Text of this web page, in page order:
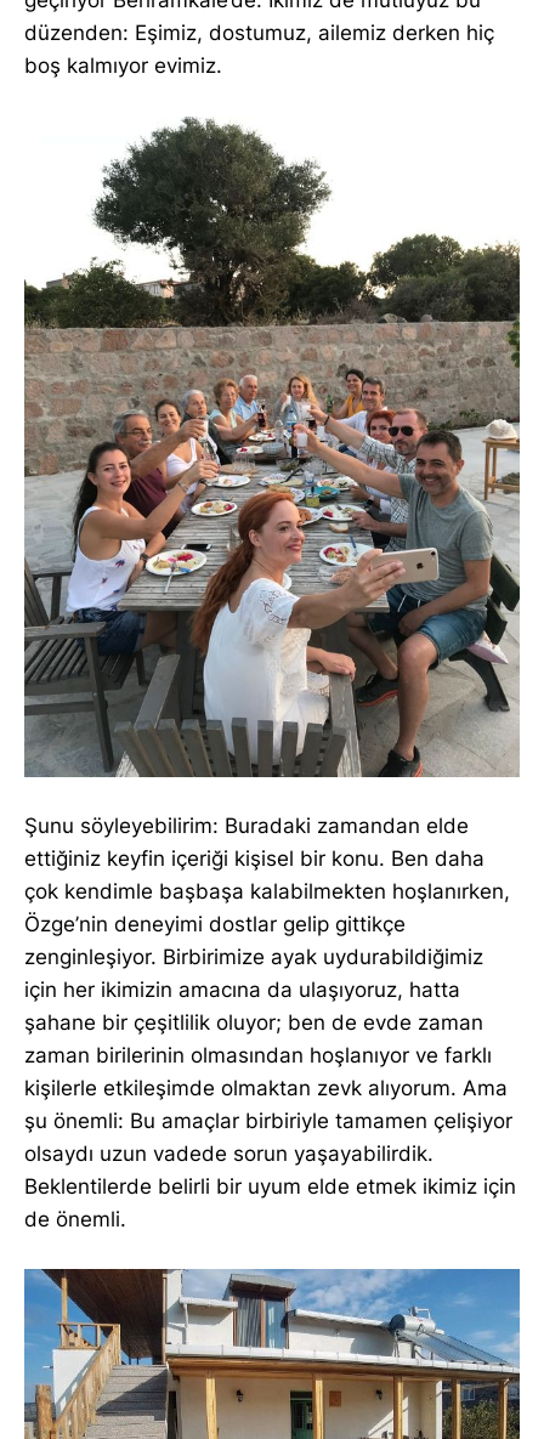
düzenden: Eşimiz, dostumuz, ailemiz derken hiç
boş kalmıyor evimiz.
Şunu söyleyebilirim: Buradaki zamandan elde
ettiğiniz keyfin içeriği kişisel bir konu. Ben daha
çok kendimle başbaşa kalabilmekten hoşlanırken,
Özge’nin deneyimi dostlar gelip gittikçe
zenginleşiyor. Birbirimize ayak uydurabildiğimiz
için her ikimizin amacına da ulaşıyoruz, hatta
şahane bir çeşitlilik oluyor; ben de evde zaman
zaman birilerinin olmasından hoşlanıyor ve farklı
kişilerle etkileşimde olmaktan zevk alıyorum. Ama
şu önemli: Bu amaçlar birbiriyle tamamen çelişiyor
olsaydı uzun vadede sorun yaşayabilirdik.
Beklentilerde belirli bir uyum elde etmek ikimiz için
de önemli.